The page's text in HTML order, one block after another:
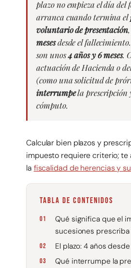
plazo no empieza el día del
arranca cuando termina el
voluntario de presentación
mesesdesde el
son unos4 años y 6 meses.
actuación de Hacienda o
(como una solicitud de
interrumpela prescripción
cómputo.
Calcular bien plazos y
impuesto requiere criterio; te
la fiscalidad de herencias y
TABLA DE CONTENIDOS
Qué significa que el
sucesiones prescriba
El plazo: 4 años
Qué interrumpe la